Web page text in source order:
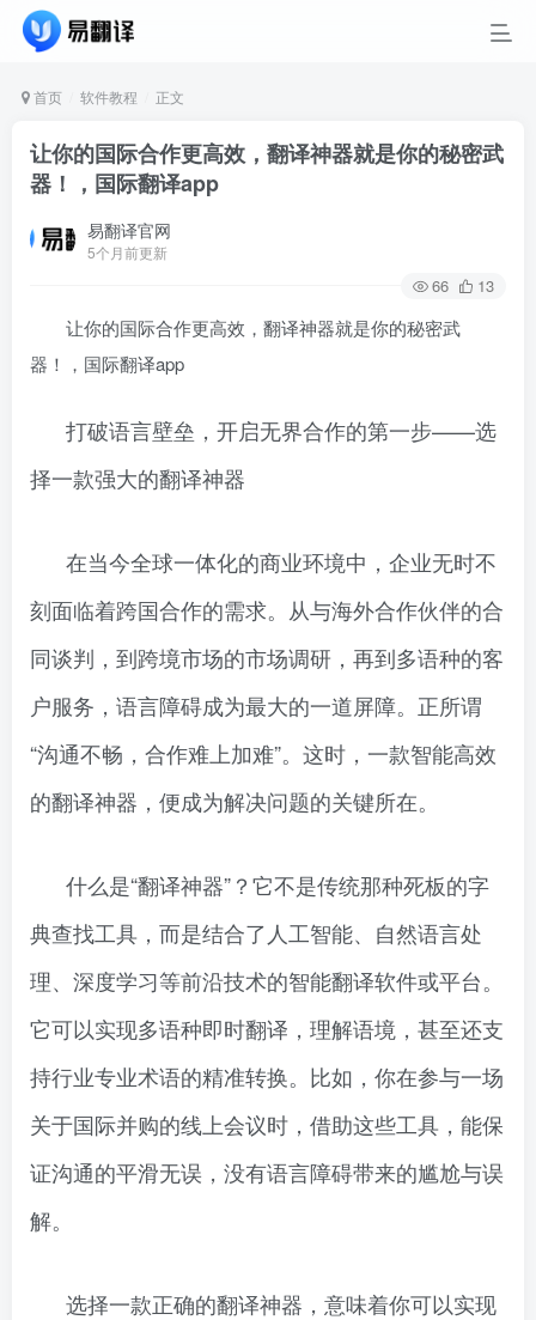
首页 软件教程 正文
让你的国际合作更高效，翻译神器就是你的秘密武
器！，国际翻译app
易翻译官网
5个月前更新
66 13
让你的国际合作更高效，翻译神器就是你的秘密武
器！，国际翻译app
打破语言壁垒，开启无界合作的第一步——选
择一款强大的翻译神器
在当今全球一体化的商业环境中，企业无时不
刻面临着跨国合作的需求。从与海外合作伙伴的合
同谈判，到跨境市场的市场调研，再到多语种的客
户服务，语言障碍成为最大的一道屏障。正所谓
“沟通不畅，合作难上加难”。这时，一款智能高效
的翻译神器，便成为解决问题的关键所在。
什么是“翻译神器”？它不是传统那种死板的字
典查找工具，而是结合了人工智能、自然语言处
理、深度学习等前沿技术的智能翻译软件或平台。
它可以实现多语种即时翻译，理解语境，甚至还支
持行业专业术语的精准转换。比如，你在参与一场
关于国际并购的线上会议时，借助这些工具，能保
证沟通的平滑无误，没有语言障碍带来的尴尬与误
解。
选择一款正确的翻译神器，意味着你可以实现